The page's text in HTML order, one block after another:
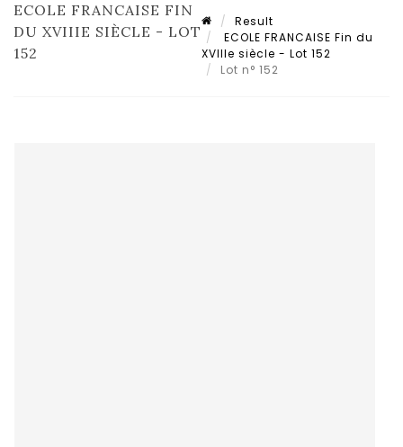
ECOLE FRANCAISE FIN
DU XVIIIE SIÈCLE - LOT
152
Result
ECOLE FRANCAISE Fin du
XVIIIe siècle - Lot 152
Lot n° 152